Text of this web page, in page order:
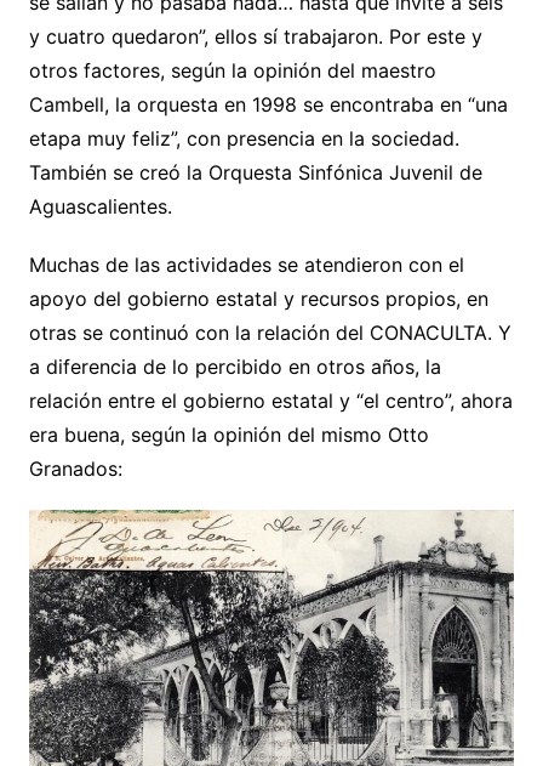
y cuatro quedaron”, ellos sí trabajaron. Por este y
otros factores, según la opinión del maestro
Cambell, la orquesta en 1998 se encontraba en “una
etapa muy feliz”, con presencia en la sociedad.
También se creó la Orquesta Sinfónica Juvenil de
Aguascalientes.
Muchas de las actividades se atendieron con el
apoyo del gobierno estatal y recursos propios, en
otras se continuó con la relación del CONACULTA. Y
a diferencia de lo percibido en otros años, la
relación entre el gobierno estatal y “el centro”, ahora
era buena, según la opinión del mismo Otto
Granados: